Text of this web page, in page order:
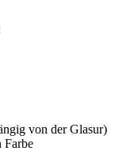
von der Glasur)
Farbe